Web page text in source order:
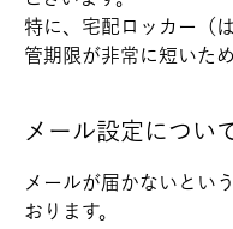
特に、宅配ロッカー（
管期限が非常に短いた
メール設定につい
メールが届かないとい
おります。